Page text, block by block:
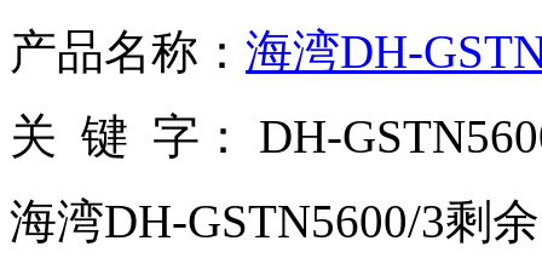
产品名称： 海湾DH-
关 键 字：
DH-
海湾DH-GSTN5600/3剩